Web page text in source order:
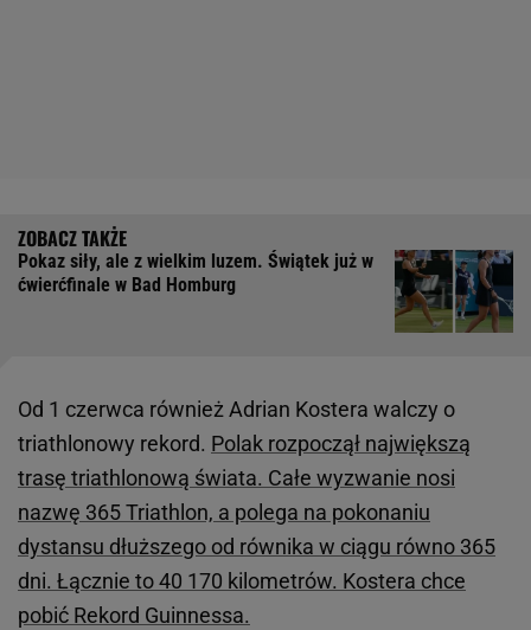
Pokaz siły, ale z wielkim luzem. Świątek już w
ćwierćfinale w Bad Homburg
Od 1 czerwca również Adrian Kostera walczy o
triathlonowy rekord. Polak rozpoczął największą
trasę triathlonową świata. Całe wyzwanie nosi
nazwę 365 Triathlon, a polega na pokonaniu
dystansu dłuższego od równika w ciągu równo 365
dni. Łącznie to 40 170 kilometrów. Kostera chce
pobić Rekord Guinnessa.